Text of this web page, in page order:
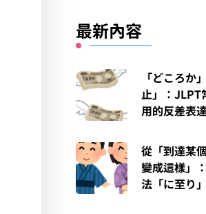
最新內容
「どころか
止」：JLPT
用的反差表
從「到達某
變成這樣」
法「に至り」